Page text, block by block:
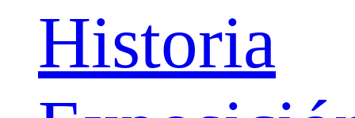
Historia